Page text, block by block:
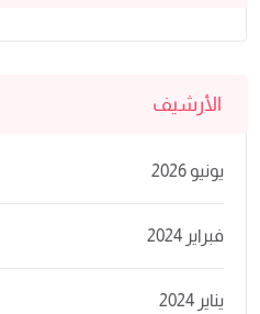
الأرشيف
يونيو 2026
فبراير 2024
يناير 2024